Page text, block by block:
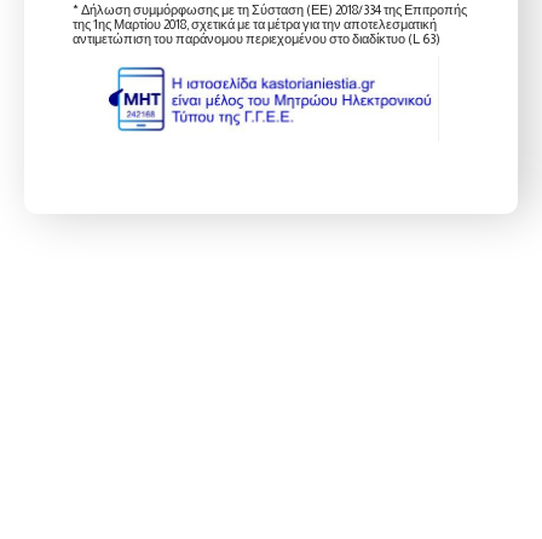
* Δήλωση συμμόρφωσης με τη Σύσταση (ΕΕ) 2018/334 της Επιτροπής
της 1ης Μαρτίου 2018, σχετικά με τα μέτρα για την αποτελεσματική
αντιμετώπιση του παράνομου περιεχομένου στο διαδίκτυο (L 63)